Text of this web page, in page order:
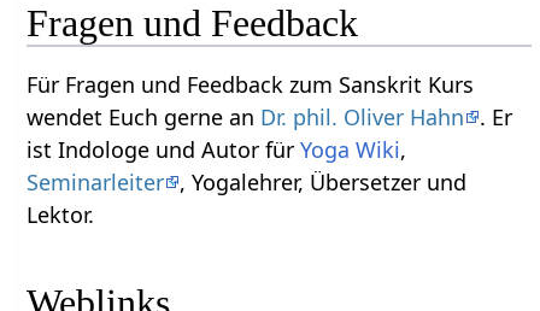
Fragen und Feedback
Für Fragen und Feedback zum Sanskrit Kurs
wendet Euch gerne an Dr. phil. Oliver Hahn
. Er
ist Indologe und Autor fürYoga Wiki,
Seminarleiter , Yogalehrer, Übersetzer und
Lektor.
Weblinks